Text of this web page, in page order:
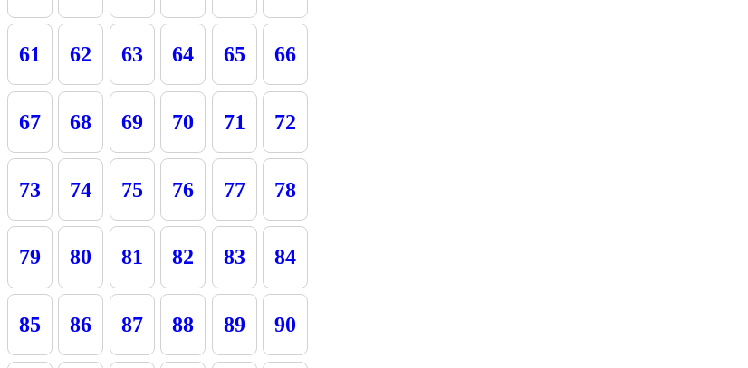
61 62 63 64 65 66
67 68 69 70 71 72
73 74 75 76 77 78
79 80 81 82 83 84
85 86 87 88 89 90